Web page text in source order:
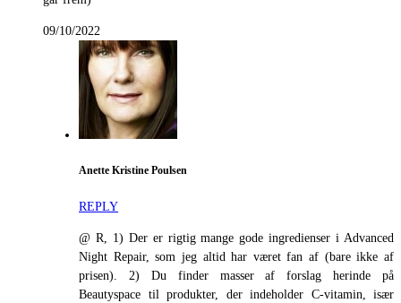
09/10/2022
Anette Kristine Poulsen
REPLY
@ R, 1) Der er rigtig mange gode ingredienser i Advanced
Night Repair, som jeg altid har været fan af (bare ikke af
prisen). 2) Du finder masser af forslag herinde på
Beautyspace til produkter, der indeholder C-vitamin, især